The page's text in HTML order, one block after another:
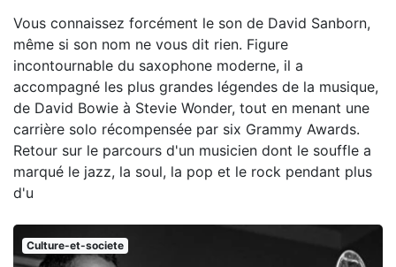
Vous connaissez forcément le son de David Sanborn,
même si son nom ne vous dit rien. Figure
incontournable du saxophone moderne, il a
accompagné les plus grandes légendes de la musique,
de David Bowie à Stevie Wonder, tout en menant une
carrière solo récompensée par six Grammy Awards.
Retour sur le parcours d'un musicien dont le souffle a
marqué le jazz, la soul, la pop et le rock pendant plus
d'u
Culture-et-societe